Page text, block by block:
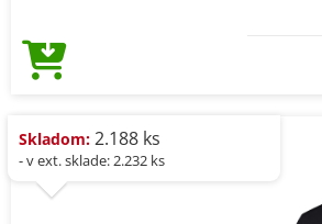
Skladom: 2.188 ks
- v ext. sklade: 2.232 ks